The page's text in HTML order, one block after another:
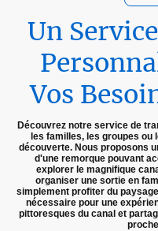
Un
Vos
Découvrez notre service de
les familles, les groupes ou
découverte. Nous proposons
d'une remorque pouvant
explorer le magnifique
organiser une sortie en
simplement profiter du
nécessaire pour une
pittoresques du canal et